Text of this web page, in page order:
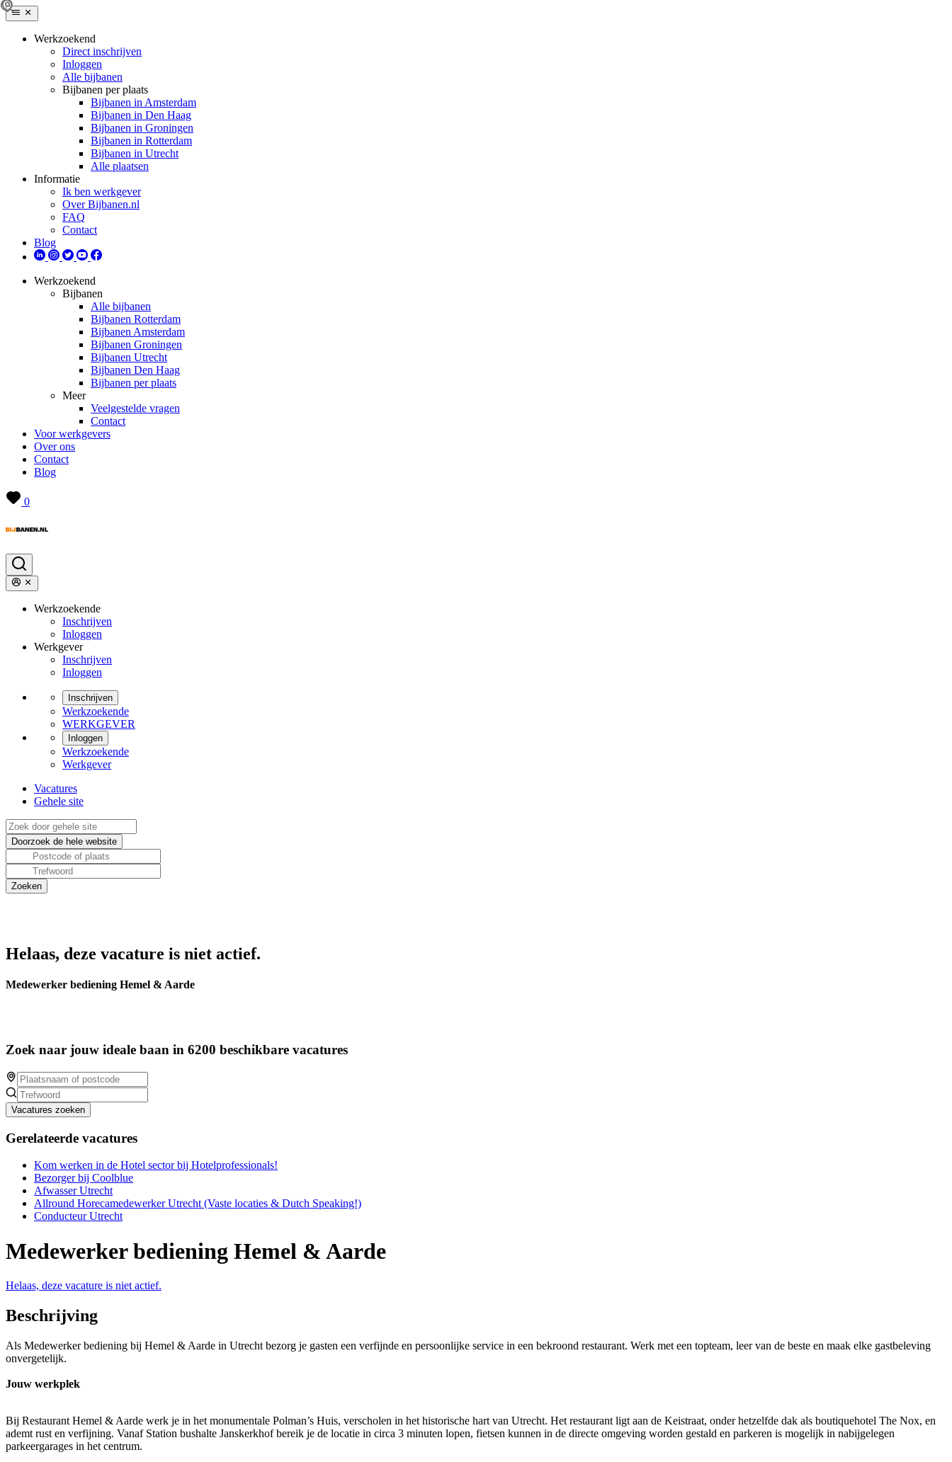
Werkzoekend
Direct inschrijven
Inloggen
Alle bijbanen
Bijbanen per plaats
Bijbanen in Amsterdam
Bijbanen in Den Haag
Bijbanen in Groningen
Bijbanen in Rotterdam
Bijbanen in Utrecht
Alle plaatsen
Informatie
Ik ben werkgever
Over Bijbanen.nl
FAQ
Contact
Blog
Werkzoekend
Bijbanen
Alle bijbanen
Bijbanen Rotterdam
Bijbanen Amsterdam
Bijbanen Groningen
Bijbanen Utrecht
Bijbanen Den Haag
Bijbanen per plaats
Meer
Veelgestelde vragen
Contact
Voor werkgevers
Over ons
Contact
Blog
0
Werkzoekende
Inschrijven
Inloggen
Werkgever
Inschrijven
Inloggen
Inschrijven
Werkzoekende
WERKGEVER
Inloggen
Werkzoekende
Werkgever
Vacatures
Gehele site
Helaas, deze vacature is niet actief.
Medewerker bediening Hemel & Aarde
Zoek naar jouw ideale baan in 6200 beschikbare vacatures
Vacatures zoeken
Gerelateerde vacatures
Kom werken in de Hotel sector bij Hotelprofessionals!
Bezorger bij Coolblue
Afwasser Utrecht
Allround Horecamedewerker Utrecht (Vaste locaties & Dutch Speaking!)
Conducteur Utrecht
Medewerker bediening Hemel & Aarde
Helaas, deze vacature is niet actief.
Beschrijving
Als Medewerker bediening bij Hemel & Aarde in Utrecht bezorg je gasten een verfijnde en persoonlijke service in een bekroond restaurant. Werk met een topteam, leer van de beste en maak elke gastbeleving
onvergetelijk.
Jouw werkplek
Bij Restaurant Hemel & Aarde werk je in het monumentale Polman’s Huis, verscholen in het historische hart van Utrecht. Het restaurant ligt aan de Keistraat, onder hetzelfde dak als boutiquehotel The Nox, en
ademt rust en verfijning. Vanaf Station bushalte Janskerkhof bereik je de locatie in circa 3 minuten lopen, fietsen kunnen in de directe omgeving worden gestald en parkeren is mogelijk in nabijgelegen
parkeergarages in het centrum.